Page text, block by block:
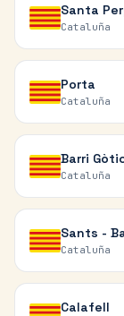
Santa
Cataluña
Porta
Cataluña
Barri
Cataluña
Sants -
Cataluña
Calafell